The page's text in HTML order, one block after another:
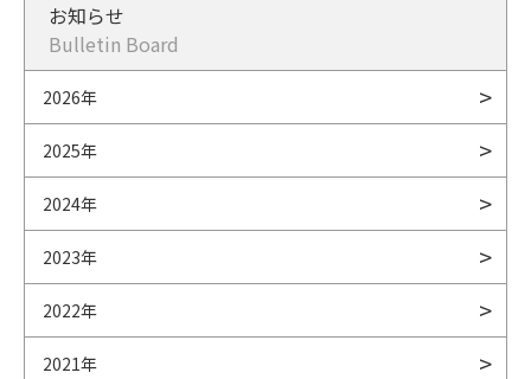
お知らせ
Bulletin Board
2026年
2025年
2024年
2023年
2022年
2021年